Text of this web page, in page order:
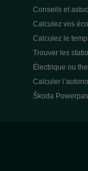
Conseils et
Calculez vos
Calculez le
Trouver les
Électrique ou
Calculer
Škoda